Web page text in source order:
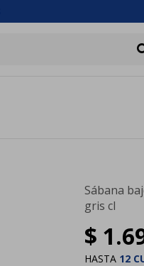
Sábana
gris cl
$
HASTA 12